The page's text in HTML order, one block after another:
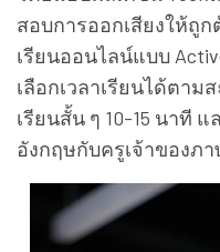
สอบการออกเสียงให้ถู
เรียนออนไลน์แบบ
เลือกเวลาเรียนได้ตาม
เรียนสั้น ๆ 10-15 นาที
อังกฤษกับครูเจ้าของภ